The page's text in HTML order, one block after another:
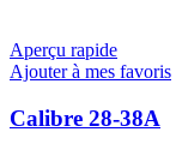
Aperçu rapide
Ajouter à mes favoris
Calibre 28-38A